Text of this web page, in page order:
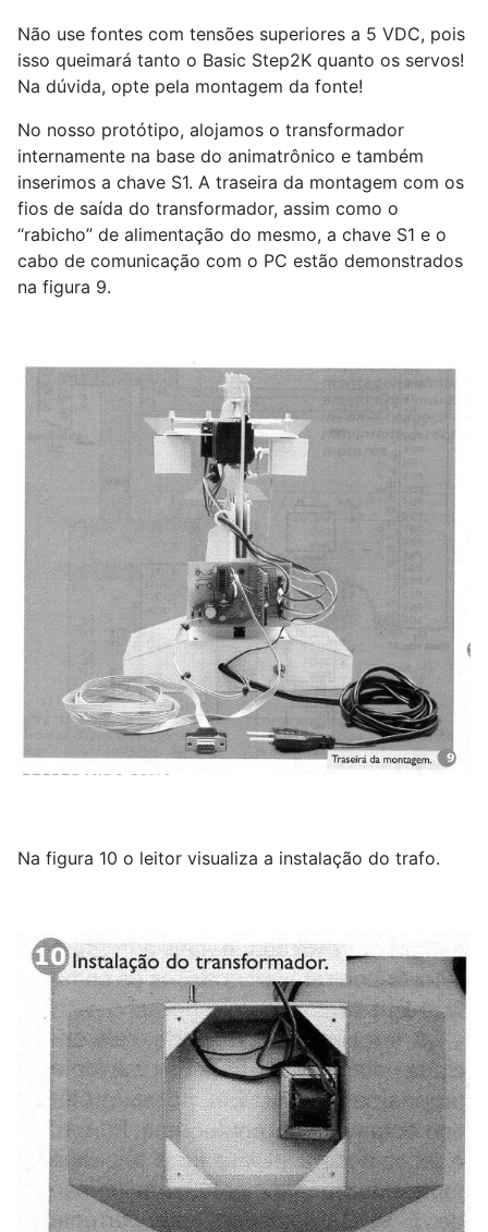
Não use fontes com tensões superiores a 5 VDC, pois
isso queimará tanto o Basic Step2K quanto os servos!
Na dúvida, opte pela montagem da fonte!
No nosso protótipo, alojamos o transformador
internamente na base do animatrônico e também
inserimos a chave S1. A traseira da montagem com os
fios de saída do transformador, assim como o
“rabicho” de alimentação do mesmo, a chave S1 e o
cabo de comunicação com o PC estão demonstrados
na figura 9.
Na figura 10 o leitor visualiza a instalação do trafo.